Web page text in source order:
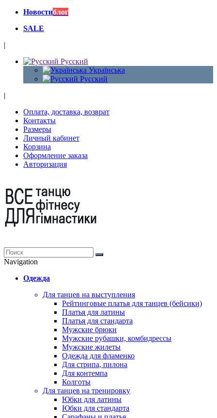
Новостиблог
SALE
|
Русский
Українська
Русский
|
Оплата, доставка, возврат
Контакты
Размеры
Личный кабинет
Корзина
Оформление заказа
Авторизация
Navigation
Одежда
Для танцев на выступления
Рейтинговые платья для танцев (бейсики)
Платья для латины
Платья для стандарта
Мужские брюки
Мужские рубашки, комбидрессы
Мужские жилеты
Одежда для фламенко
Для стрипа, пилона
Для контемпа
Колготы
Для танцев на тренировку
Юбки для латины
Юбки для стандарта